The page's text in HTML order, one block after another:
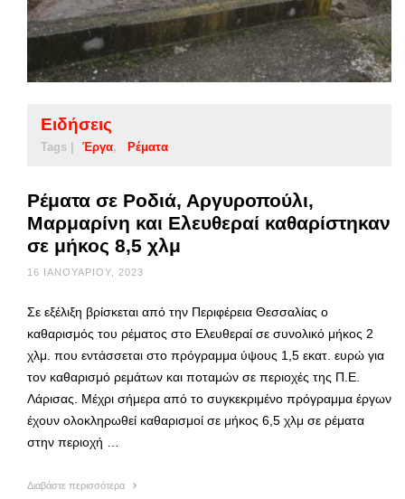
Ειδήσεις
Tags | Έργα Ρέματα
Ρέματα σε Ροδιά, Αργυροπούλι,
Μαρμαρίνη και Ελευθεραί καθαρίστηκαν
σε μήκος 8,5 χλμ
16 ΙΑΝΟΥΑΡΊΟΥ, 2023
Σε εξέλιξη βρίσκεται από την Περιφέρεια Θεσσαλίας ο
καθαρισμός του ρέματος στο Ελευθεραί σε συνολικό μήκος 2
χλμ. που εντάσσεται στο πρόγραμμα ύψους 1,5 εκατ. ευρώ για
τον καθαρισμό ρεμάτων και ποταμών σε περιοχές της Π.Ε.
Λάρισας. Μέχρι σήμερα από το συγκεκριμένο πρόγραμμα έργων
έχουν ολοκληρωθεί καθαρισμοί σε μήκος 6,5 χλμ σε ρέματα
στην περιοχή …
Διαβάστε περισσότερα